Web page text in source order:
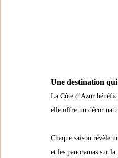
Une destination
La Côte d'Azur
elle offre un décor
Chaque saison révèle
et les panoramas sur